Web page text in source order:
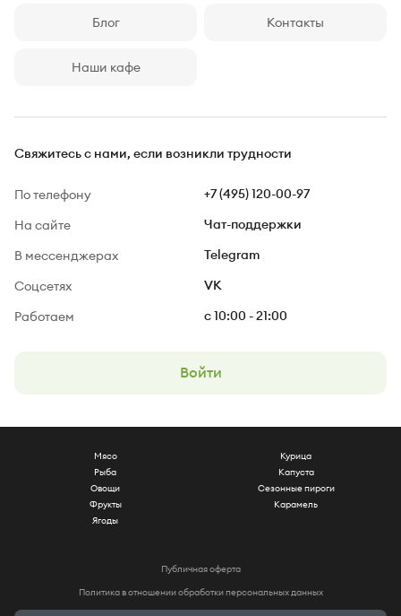
Блог Контакты
Наши кафе
Свяжитесь с нами, если возникли трудности
По телефону +7 (495) 120-00-97
На сайте Чат-поддержки
В мессенджерах Telegram
Соцсетях VK
Работаем c 10:00 - 21:00
Войти
Мясо
Рыба
Овощи
Фрукты
Ягоды
Курица
Капуста
Сезонные пироги
Карамель
Публичная оферта
Политика в отношении обработки персональных данных